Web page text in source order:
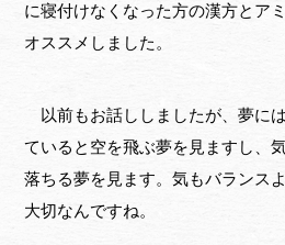
に寝付けなくなった方の漢方とア
オススメしました。
以前もお話ししましたが、夢に
ていると空を飛ぶ夢を見ますし、
落ちる夢を見ます。気もバランス
大切なんですね。